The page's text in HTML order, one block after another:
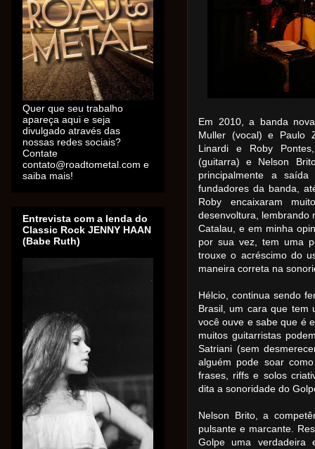
Em 2010, a banda
Muller (vocal) e Paulo
Linardi e Roby
(guitarra) e Nelson
principalmente a
fundadores da banda,
Roby encaixaram
desenvoltura, lembrando
Catalau, e em minha
por sua vez, tem uma
trouxe o acréscimo do
maneira correta na
Hélcio, continua sendo
Brasil, um cara que tem
você ouve e sabe que é
muitos guitarristas
Satriani (sem
alguém pode soar
frases, riffs e solos
dita a sonoridade do
Nelson Brito, a
pulsante e marcante.
Golpe uma verdadeira
Quer que seu trabalho
apareça aqui e seja
divulgado através das
nossas redes sociais?
Contate
contato@roadtometal.com e
saiba mais!
Entrevista com a lenda do
Classic Rock JENNY HAAN
(Babe Ruth)